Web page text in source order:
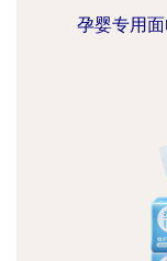
孕婴专用